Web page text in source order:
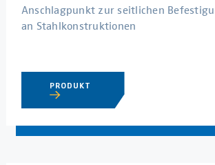
Anschlagpunkt zur seitlichen
an Stahlkonstruktionen
PRODUKT